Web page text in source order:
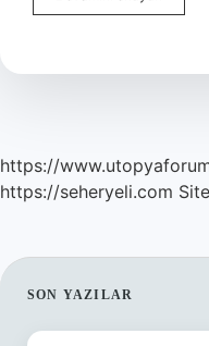
Gün
Giyilir
https://
https://seheryeli.com
SIDEBAR
SON YAZILAR